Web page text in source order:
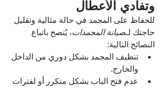
وتفادي الأعطال
للحفاظ على المجمد في حالة مثالية وتقليل
حاجتك لـصيانة المجمدات، يُنصح باتباع
النصائح التالية:
تنظيف المجمد بشكل دوري من الداخل
والخارج.
عدم فتح الباب بشكل متكرر أو لفترات